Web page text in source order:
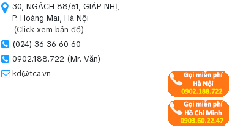
30, NGÁCH 88/61, GIÁP NHỊ,
P. Hoàng Mai, Hà Nội
(Click xem bản đồ)
(024) 36 36 60 60
0902.188.722 (Mr. Văn)
kd@tca.vn